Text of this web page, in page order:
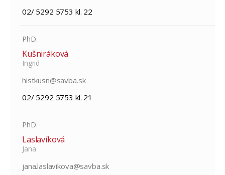
02/ 5292 5753 kl. 22
PhD.
Kušniráková
Ingrid
histkusn@savba.sk
02/ 5292 5753 kl. 21
PhD.
Laslavíková
Jana
jana.laslavikova@savba.sk